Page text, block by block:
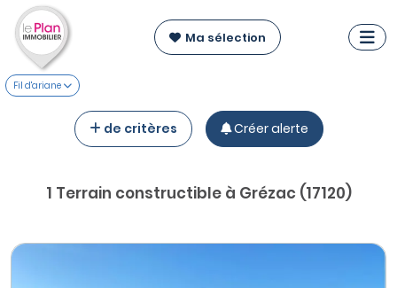
Ma sélection
Fil d'ariane
de critères Créer alerte
1 Terrain constructible à Grézac (17120)